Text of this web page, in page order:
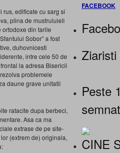
edificate cu sarg si
plina de mustruluieli
ortodoxe din tarile
Sobor” a fost
duhovnicesti
intre cele 50 de
la adresa Bisericii
problemele
daune grave unitatii
ratacite dupa berbeci,
Asa ca ma
extrase de pe site-
(extrem de) originala,
FACEBOOK
Peste
CINE